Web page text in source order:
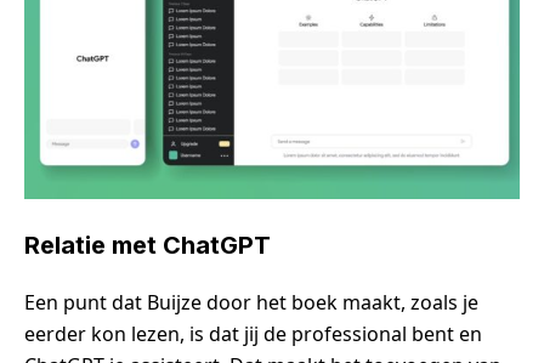
Relatie met ChatGPT
Een punt dat Buijze door het boek maakt, zoals je
eerder kon lezen, is dat jij de professional bent en